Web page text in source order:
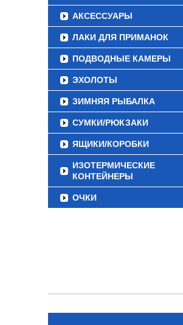
АКСЕССУАРЫ
ЛАКИ ДЛЯ ПРИМАНОК
ПОДВОДНЫЕ КАМЕРЫ
ЭХОЛОТЫ
ЗИМНЯЯ РЫБАЛКА
СУМКИ/РЮКЗАКИ
ЯЩИКИ/КОРОБКИ
ИЗОТЕРМИЧЕСКИЕ
КОНТЕЙНЕРЫ
ОЧКИ